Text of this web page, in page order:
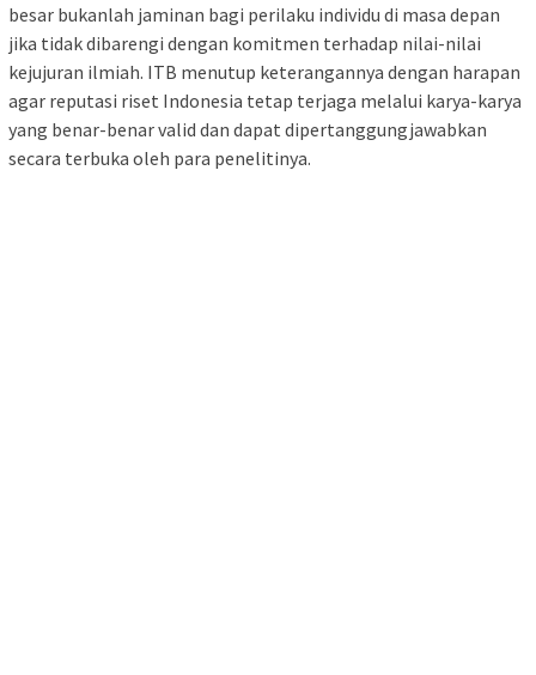
besar bukanlah jaminan bagi perilaku individu di masa depan
jika tidak dibarengi dengan komitmen terhadap nilai-nilai
kejujuran ilmiah. ITB menutup keterangannya dengan harapan
agar reputasi riset Indonesia tetap terjaga melalui karya-karya
yang benar-benar valid dan dapat dipertanggungjawabkan
secara terbuka oleh para penelitinya.